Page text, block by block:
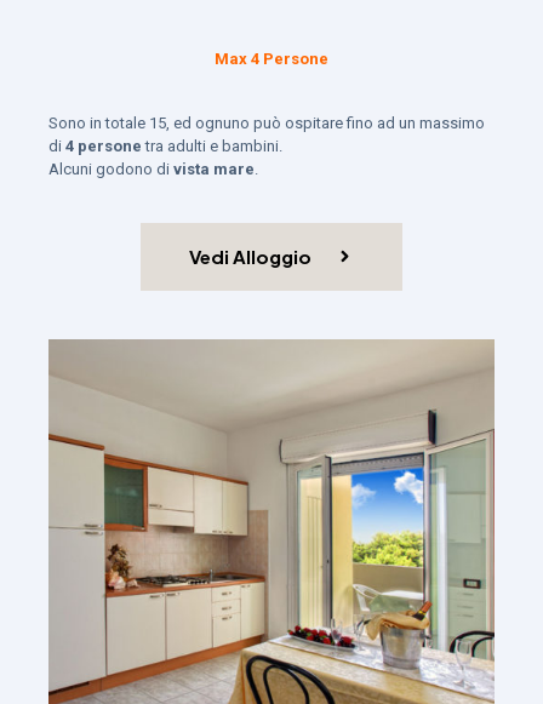
Max 4 Persone
Sono in totale 15, ed ognuno può ospitare fino ad un massimo
di 4 persone tra adulti e bambini.
Alcuni godono di vista mare
Vedi Alloggio